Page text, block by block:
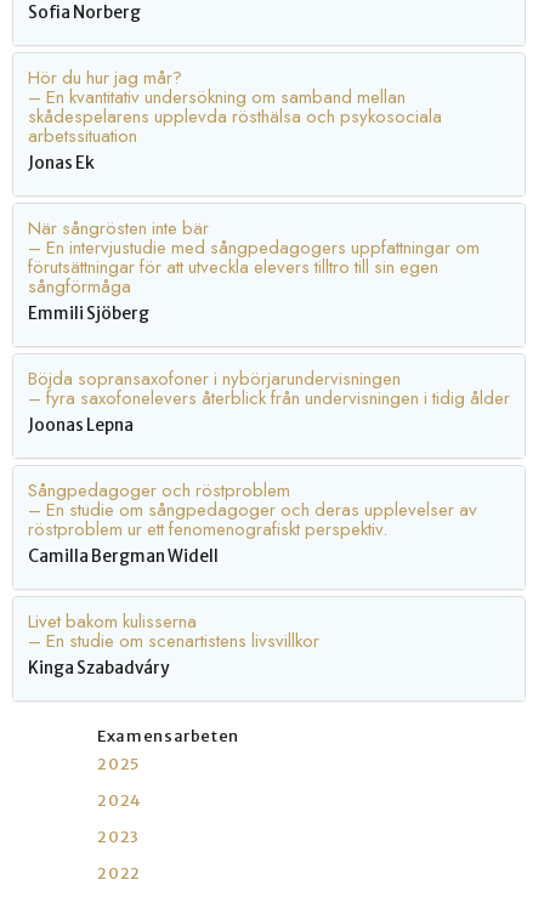
Sofia Norberg
Hör du hur jag mår?
– En kvantitativ undersökning om samband mellan
skådespelarens upplevda rösthälsa och psykosociala
arbetssituation
Jonas Ek
När sångrösten inte bär
– En intervjustudie med sångpedagogers uppfattningar om
förutsättningar för att utveckla elevers tilltro till sin egen
sångförmåga
Emmili Sjöberg
Böjda sopransaxofoner i nybörjarundervisningen
– fyra saxofonelevers återblick från undervisningen i tidig ålder
Joonas Lepna
Sångpedagoger och röstproblem
– En studie om sångpedagoger och deras upplevelser av
röstproblem ur ett fenomenografiskt perspektiv.
Camilla Bergman Widell
Livet bakom kulisserna
– En studie om scenartistens livsvillkor
Kinga Szabadváry
Examensarbeten
2025
2024
2023
2022